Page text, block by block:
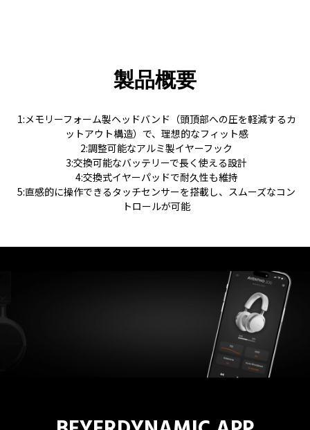
製品概要
1:メモリーフォーム製ヘッドバンド（頭頂部への圧を軽減するカ
ットアウト構造）で、理想的なフィット感
2:調整可能なアルミ製イヤーフック
3:交換可能なバッテリーで長く使える設計
4:交換式イヤーパッドで耐久性も維持
5:直感的に操作できるタッチセンサーを搭載し、スムーズなコン
トロールが可能